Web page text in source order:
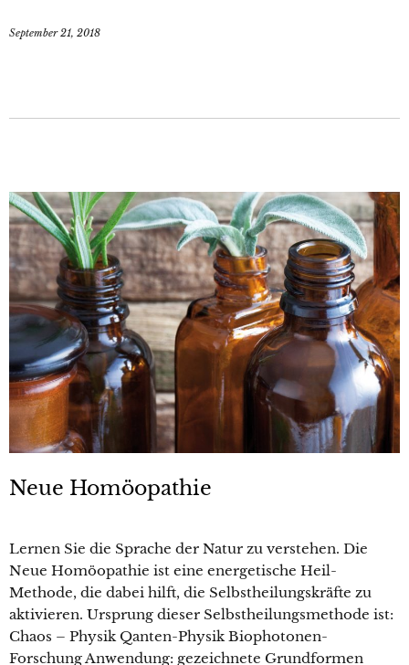
September 21, 2018
Neue Homöopathie
Lernen Sie die Sprache der Natur zu verstehen. Die
Neue Homöopathie ist eine energetische Heil-
Methode, die dabei hilft, die Selbstheilungskräfte zu
aktivieren. Ursprung dieser Selbstheilungsmethode ist:
Chaos – Physik Qanten-Physik Biophotonen-
Forschung Anwendung: gezeichnete Grundformen